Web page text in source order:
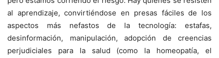
al aprendizaje, convirtiéndose en presas fáciles de los
aspectos más nefastos de la tecnología: estafas,
desinformación, manipulación, adopción de creencias
perjudiciales para la salud (como la homeopatía, el